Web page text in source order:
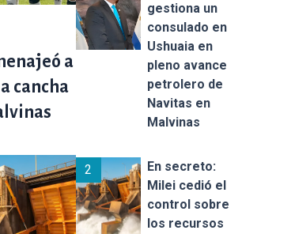
a
cancha
gestiona un
consulado en
Ushuaia en
pleno avance
petrolero de
Navitas en
Malvinas
2
En secreto:
Milei cedió el
control sobre
los recursos